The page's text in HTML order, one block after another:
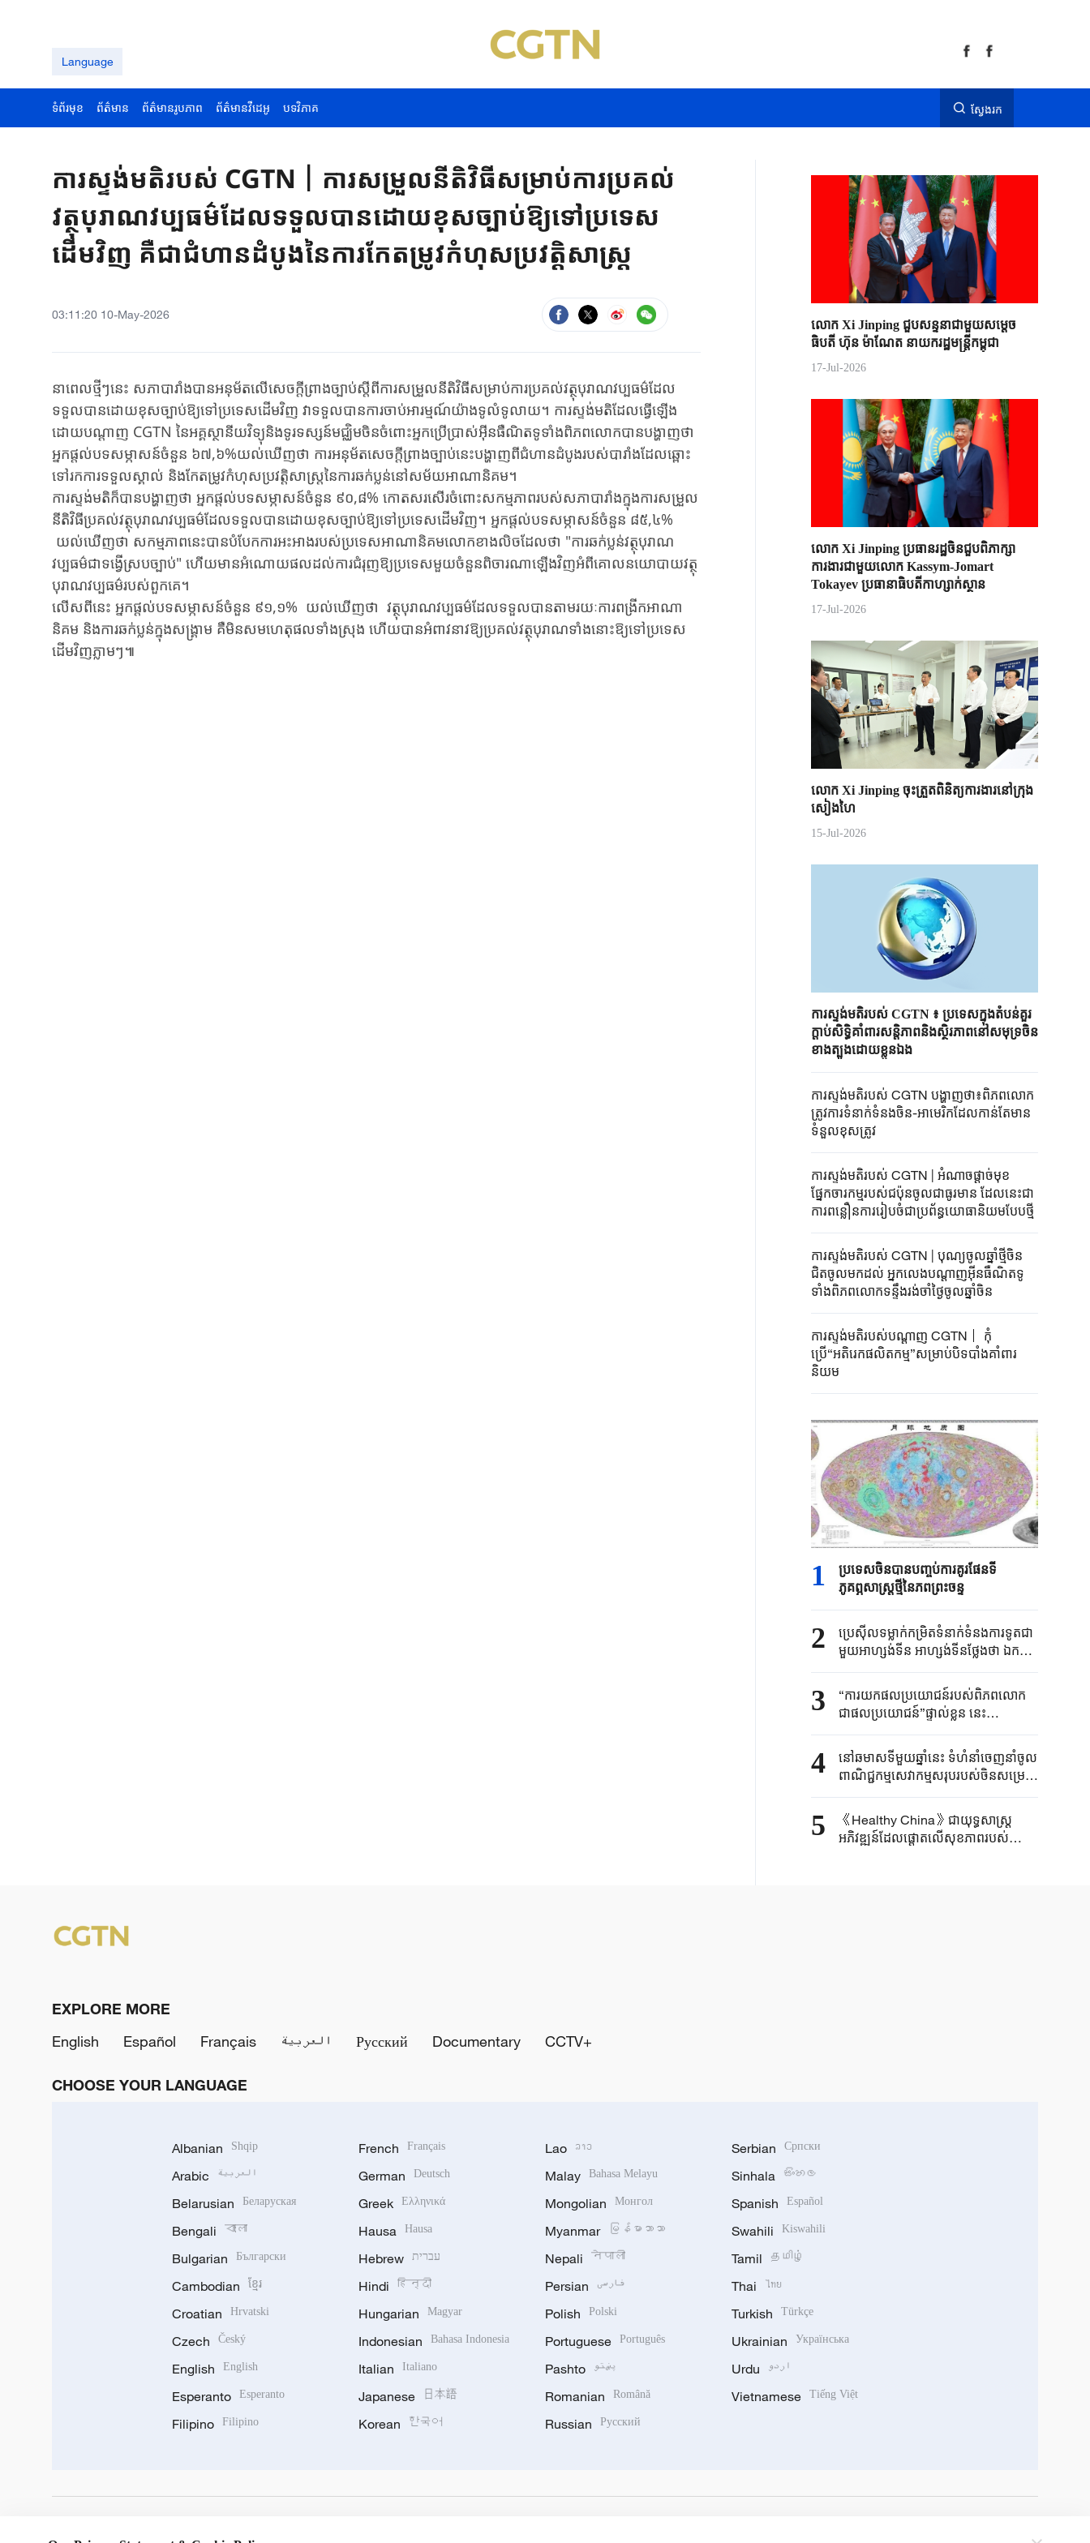
Language
ទំព័រមុខ ព័ត៌មាន ព័ត៌មានរូបភាព ព័ត៌មានវីដេអូ បទវិភាគ ស្វែងរក
ការស្ទង់មតិរបស់ CGTN丨ការសម្រួលនីតិវិធីសម្រាប់ការប្រគល់
វត្ថុបុរាណវប្បធម៌ដែលទទួលបានដោយខុសច្បាប់ឱ្យទៅប្រទេស
ដើមវិញ គឺជាជំហានដំបូងនៃការកែតម្រូវកំហុសប្រវត្តិសាស្ត្រ
03:11:20 10-May-2026
នាពេលថ្មីៗនេះ សភាបារាំងបានអនុម័តលើសេចក្តីព្រាងច្បាប់ស្តីពីការសម្រួលនីតិវិធីសម្រាប់ការប្រគល់វត្ថុបុរាណវប្បធម៌ដែល
ទទួលបានដោយខុសច្បាប់ឱ្យទៅប្រទេសដើមវិញ វាទទួលបានការចាប់អារម្មណ៍យ៉ាងទូលំទូលាយ។ ការស្ទង់មតិដែលធ្វើឡើង
ដោយ​បណ្តាញ​ CGTN នៃ​អគ្គ​ស្ថានីយ​វិទ្យុនិង​ទូរទស្សន៍​មជ្ឈិម​ចិន​ចំពោះ​​អ្នកប្រើប្រាស់អ៊ីនធឺណិតទូទាំងពិភពលោកបានបង្ហាញថា
អ្នកផ្តល់​បទសម្ភាសន៍​ចំនួន​ ៦៧,៦%យល់ឃើញថា ការអនុម័តសេចក្តីព្រាងច្បាប់នេះបង្ហាញពីជំហានដំបូងរបស់បារាំងដែលឆ្ពោះ
ទៅរកការទទួលស្គាល់ និងកែតម្រូវកំហុសប្រវត្តិសាស្ត្រនៃការឆក់ប្លន់នៅសម័យអាណានិគម។
ការស្ទង់មតិក៏បានបង្ហាញថា អ្នកផ្តល់​បទសម្ភាសន៍​ចំនួន​ ៩០,៨% កោតសរសើរចំពោះសកម្មភាពរបស់សភាបារាំងក្នុងការសម្រួល
នីតិវិធីប្រគល់វត្ថុបុរាណវប្បធម៌ដែលទទួលបានដោយខុសច្បាប់ឱ្យទៅប្រទេសដើមវិញ។ អ្នកផ្តល់​បទសម្ភាសន៍​ចំនួន ៨៥,៤%
យល់ឃើញថា សកម្មភាពនេះបានបំបែកការអះអាងរបស់ប្រទេសអាណានិគមលោកខាងលិចដែលថា "ការឆក់ប្លន់វត្ថុបុរាណ
វប្បធម៌ជាទង្វើស្របច្បាប់" ហើយមានអំណោយផលដល់ការជំរុញឱ្យប្រទេសមួយចំនួនពិចារណាឡើងវិញអំពីគោលនយោបាយវត្ថុ
បុរាណវប្បធម៌របស់ពួកគេ។
លើសពីនេះ អ្នកផ្តល់​បទសម្ភាសន៍​ចំនួន ៩១,១% យល់ឃើញថា វត្ថុបុរាណវប្បធម៌ដែលទទួលបានតាមរយៈការពង្រីកអាណា
និគម និងការឆក់ប្លន់ក្នុងសង្គ្រាម គឺមិនសមហេតុផលទាំងស្រុង ហើយបានអំពាវនាវឱ្យប្រគល់វត្ថុបុរាណទាំងនោះឱ្យទៅប្រទេស
ដើមវិញភ្លាមៗ៕
លោក Xi Jinping ជួបសន្ទនាជាមួយសម្តេច
ធិបតី ហ៊ុន ម៉ាណែត នាយករដ្ឋមន្ត្រីកម្ពុជា
17-Jul-2026
លោក Xi Jinping ប្រធានរដ្ឋចិន​ជួបពិភាក្សា​
ការងារជាមួយ​លោក Kassym-Jomart ​
Tokayev ​ប្រធានាធិបតី​កាហ្សាក់ស្ថាន​
17-Jul-2026
លោក Xi Jinping ចុះត្រួតពិនិត្យការងារនៅក្រុង
សៀងហៃ
15-Jul-2026
ការស្ទង់មតិរបស់ CGTN ៖ ប្រទេសក្នុងតំបន់គួរ
ក្តាប់​សិទ្ធិ​គាំពារសន្តិភាព​និងស្ថិរភាពនៅសមុទ្រចិន
ខាងត្បូងដោយខ្លួនឯង
ការស្ទង់មតិរបស់ CGTN បង្ហាញថា៖ពិភពលោក
ត្រូវការទំនាក់ទំនងចិន-អាមេរិកដែលកាន់តែមាន
ទំនួលខុសត្រូវ
ការស្ទង់មតិរបស់ CGTN | អំណាច​ផ្តាច់មុខ
ផ្នែកចារកម្មរបស់ជប៉ុនចូលជាធូរមាន ដែលនេះជា
ការពន្លឿនការរៀបចំជាប្រព័ន្ធយោធានិយមបែបថ្មី
ការស្ទង់មតិរបស់ CGTN | បុណ្យចូលឆ្នាំថ្មីចិន
ជិតចូលមកដល់ អ្នកលេងបណ្តាញអ៊ីនធឺណិតទូ
ទាំងពិភពលោកទន្ទឹងរង់ចាំថ្ងៃចូលឆ្នាំចិន
ការស្ទង់មតិរបស់បណ្តាញ CGTN丨 កុំ
ប្រើ“អតិរេកផលិតកម្ម”សម្រាប់បិទបាំងគាំពារ
និយម
1
ប្រទេសចិនបាន​បញ្ចប់ការគូរផែនទី​
ភូគព្ភសាស្ត្រ​ថ្មីនៃភពព្រះចន្ទ​​
2
ប្រេស៊ីល​ទម្លាក់កម្រិត​ទំនាក់ទំនង​ការទូត​ជា
មួយអាហ្សង់ទីន ​អាហ្សង់ទីនថ្លែងថា ​ឯកអគ្គ
រដ្ឋទូត​របស់ខ្លួន​ប្រចាំប្រេស៊ីលនឹង​ "​ធ្វើ
មាតុភូមិនិវត្តន៍​ដើម្បីឈប់​សម្រាក"​
3
“ការយកផលប្រយោជន៍របស់ពិភពលោក
ជាផលប្រយោជន៍”ផ្ទាល់ខ្លួន នេះ
បង្ហាញពីអារម្មរណ៍ការទូត និងទំនួលខុស
ត្រូវរបស់ប្រមុខរដ្ឋចិន
4
នៅឆមាសទីមួយឆ្នាំនេះ ទំហំនាំចេញនាំចូល
ពាណិជ្ជកម្មសេវាកម្មសរុបរបស់ចិនសម្រេច
បានកំណើនល្បឿនបង្គួរ
5
《Healthy China》​ជា​យុទ្ធសាស្ត្រ​
អភិវឌ្ឍន៍​ដែលផ្តោត​លើ​សុខភាព​របស់​
EXPLORE MORE
English
Español Français العربية Русский Documentary CCTV+
CHOOSE YOUR LANGUAGE
Albanian Shqip
Arabic العربية
Belarusian Беларуская
Bengali বাংলা
Bulgarian Български
Cambodian ខ្មែរ
Croatian Hrvatski
Czech Český
English English
Esperanto Esperanto
Filipino Filipino
French Français
German Deutsch
Greek Ελληνικά
Hausa Hausa
Hebrew עברית
Hindi हिन्दी
Hungarian Magyar
Indonesian Bahasa Indonesia
Italian Italiano
Japanese 日本語
Korean 한국어
Lao ລາວ
Malay Bahasa Melayu
Mongolian Монгол
Myanmar မြန်မာဘာသာ
Nepali नेपाली
Persian فارسی
Polish Polski
Portuguese Português
Pashto پښتو
Romanian Română
Russian Русский
Serbian Српски
Sinhala සිංහල
Spanish Español
Swahili Kiswahili
Tamil தமிழ்
Thai ไทย
Turkish Türkçe
Ukrainian Українська
Urdu اردو
Vietnamese Tiếng Việt